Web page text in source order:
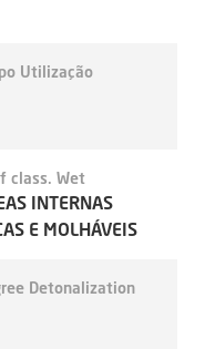
Utilização
class. Wet
INTERNAS
E MOLHÁVEIS
Detonalization